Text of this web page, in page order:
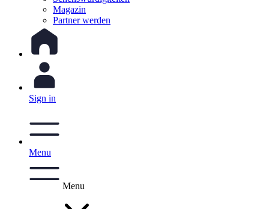
Magazin
Partner werden
Sign in
Menu
Menu